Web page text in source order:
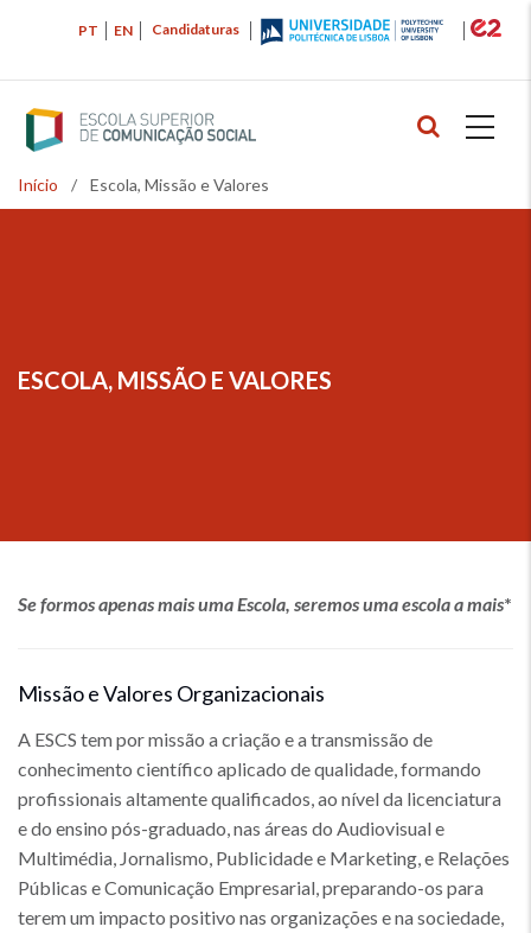
conteúdo
principal
Candidaturas
PT EN
Navegação
Início / Escola, Missão e Valores
ESCOLA, MISSÃO E VALORES
Se formos apenas mais uma Escola, seremos uma escola a mais*
Missão e Valores Organizacionais
A ESCS tem por missão a criação e a transmissão de
conhecimento científico aplicado de qualidade, formando
profissionais altamente qualificados, ao nível da licenciatura
e do ensino pós-graduado, nas áreas do Audiovisual e
Multimédia, Jornalismo, Publicidade e Marketing, e Relações
Públicas e Comunicação Empresarial, preparando-os para
terem um impacto positivo nas organizações e na sociedade,